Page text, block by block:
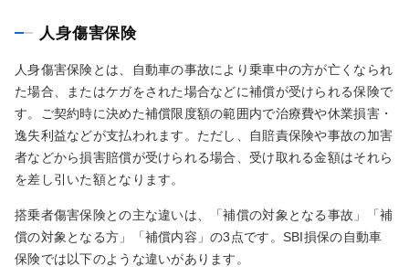
人身傷害保険
人身傷害保険とは、自動車の事故により乗車中の方が亡くなられ
た場合、またはケガをされた場合などに補償が受けられる保険で
す。ご契約時に決めた補償限度額の範囲内で治療費や休業損害・
逸失利益などが支払われます。ただし、自賠責保険や事故の加害
者などから損害賠償が受けられる場合、受け取れる金額はそれら
を差し引いた額となります。
搭乗者傷害保険との主な違いは、「補償の対象となる事故」「補
償の対象となる方」「補償内容」の3点です。SBI損保の自動車
保険では以下のような違いがあります。